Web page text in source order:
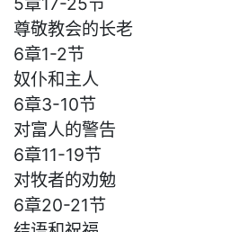
尊敬教会的长老
6章1-2节
奴仆和主人
6章3-10节
对富人的警告
6章11-19节
对牧者的劝勉
6章20-21节